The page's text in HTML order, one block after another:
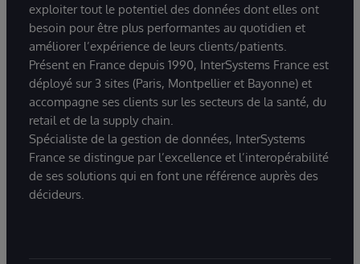
exploiter tout le potentiel des données dont elles ont
besoin pour être plus performantes au quotidien et
améliorer l’expérience de leurs clients/patients.
Présent en France depuis 1990, InterSystems France est
déployé sur 3 sites (Paris, Montpellier et Bayonne) et
accompagne ses clients sur les secteurs de la santé, du
retail et de la supply chain.
Spécialiste de la gestion de données, InterSystems
France se distingue par l’excellence et l’interopérabilité
de ses solutions qui en font une référence auprès des
décideurs.